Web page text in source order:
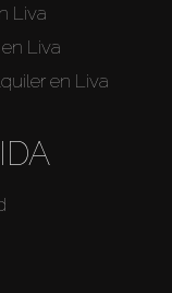
Liva
Liva
en Liva